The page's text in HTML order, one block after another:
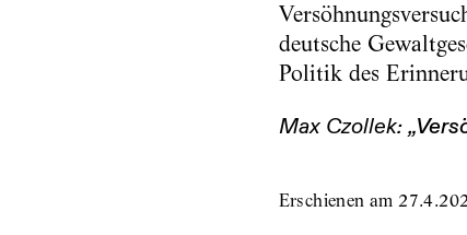
deutsche
Politik des
Max Czollek:
Erschienen am